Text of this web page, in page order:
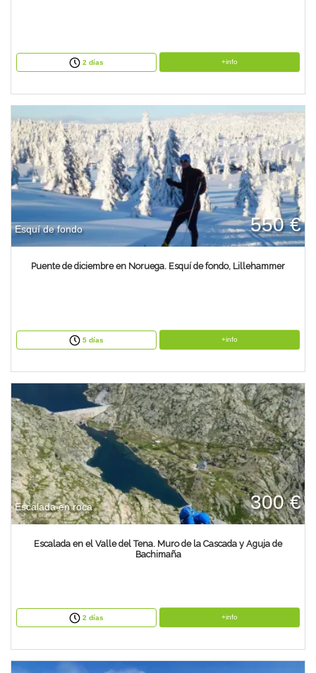
2 días +info
Esquí de fondo 550 €
Puente de diciembre en Noruega. Esquí de fondo, Lillehammer
5 días +info
Escalada en roca 300 €
Escalada en el Valle del Tena. Muro de la Cascada y Aguja de
Bachimaña
2 días +info